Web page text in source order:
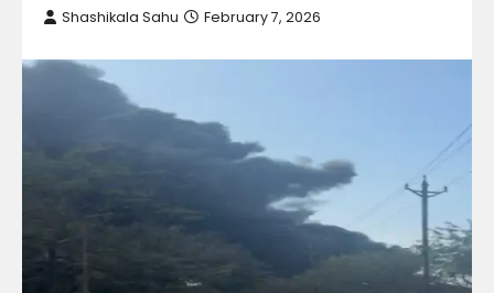
Shashikala Sahu February 7, 2026